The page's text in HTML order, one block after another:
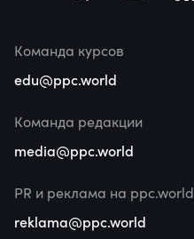
Команда курсов
edu@ppc.world
Команда редакции
media@ppc.world
PR и реклама на ppc.world
reklama@ppc.world